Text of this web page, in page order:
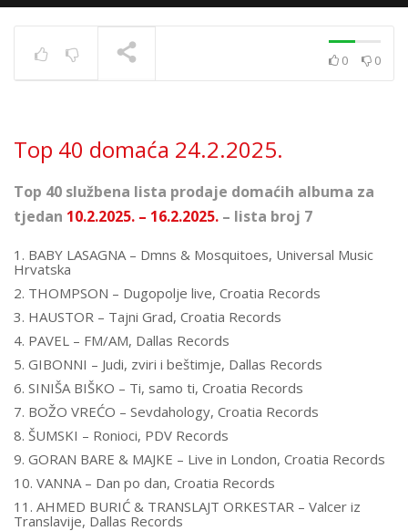
0 0
Top 40 domaća 24.2.2025.
Top 40 službena lista prodaje domaćih albuma za
tjedan 10.2.2025. – 16.2.2025. – lista broj 7
1. BABY LASAGNA – Dmns & Mosquitoes, Universal Music
Hrvatska
2. THOMPSON – Dugopolje live, Croatia Records
3. HAUSTOR – Tajni Grad, Croatia Records
4. PAVEL – FM/AM, Dallas Records
5. GIBONNI – Judi, zviri i beštimje, Dallas Records
6. SINIŠA BIŠKO – Ti, samo ti, Croatia Records
7. BOŽO VREĆO – Sevdahology, Croatia Records
8. ŠUMSKI – Ronioci, PDV Records
9. GORAN BARE & MAJKE – Live in London, Croatia Records
10. VANNA – Dan po dan, Croatia Records
11. AHMED BURIĆ & TRANSLAJT ORKESTAR – Valcer iz
Translavije, Dallas Records